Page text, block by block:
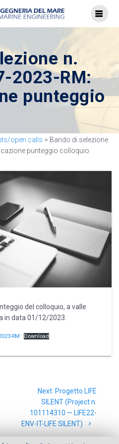
n.
2023-RM:
punteggio
open calls > Bando di selezione
punteggio colloquio
del colloquio, a valle
in data 01/12/2023.
RM Download
Next: Next
post:
Progetto LIFE
SILENT (Project n.
101114310 — LIFE22-
ENV-IT-LIFE SILENT)